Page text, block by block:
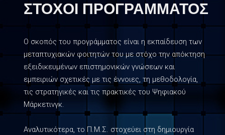
ΣΤΟΧΟΙ ΠΡΟΓΡΑΜΜΑΤΟΣ
Ο σκοπός του προγράμματος είναι η εκπαίδευση των
μεταπτυχιακών φοιτητών του με στόχο την απόκτηση
εξειδικευμένων επιστημονικών γνώσεων και
εμπειριών σχετικές με τις έννοιες, τη μεθοδολογία,
τις στρατηγικές και τις πρακτικές του Ψηφιακού
Μάρκετινγκ.
Αναλυτικότερα, το Π.Μ.Σ. στοχεύει στη δημιουργία